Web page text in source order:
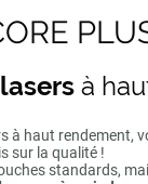
à
à haut rendement,
sur la qualité !
standards,